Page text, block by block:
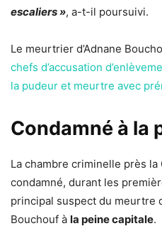
escaliers », a-t-il poursuivi.
Le meurtrier d’Adnane
chefs d’accusation
la pudeur et meurtre avec
Condamné à la
La chambre criminelle près la
condamné, durant les
principal suspect du meurtre
Bouchouf à la peine capitale.